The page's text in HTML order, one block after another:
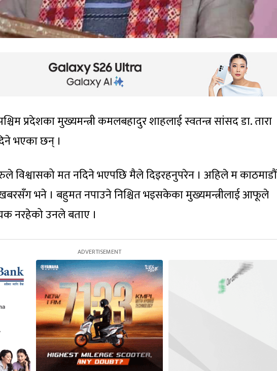
प्रदेशका मुख्यमन्त्री कमलबहादुर शाहलाई स्वतन्त्र सांसद डा. तारा
भएका छन् ।
विश्वासको मत नदिने भएपछि मैले दिइरहनुपरेन । अहिले म
भने । बहुमत नपाउने निश्चित भइसकेका मुख्यमन्त्रीलाई आफूले
नरहेको उनले बताए ।